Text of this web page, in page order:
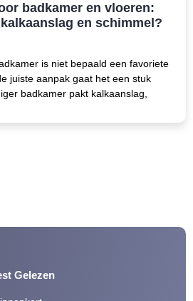
badkamer en vloeren:
en schimmel?
is niet bepaald een favoriete
juiste aanpak gaat het een stuk
badkamer pakt kalkaanslag,
Gelezen